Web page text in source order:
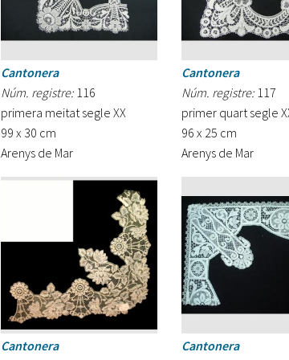
Cantonera
Núm. registre: 116
primera meitat segle XX
99 x 30 cm
Arenys de Mar
Cantonera
Núm. registre: 117
primer quart segle
96 x 25 cm
Arenys de Mar
Cantonera
Cantonera